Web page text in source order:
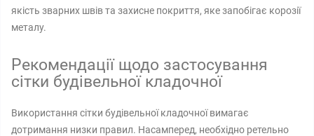
якість зварних швів та захисне покриття, яке запобігає корозії
металу.
Рекомендації щодо застосування
сітки будівельної кладочної
Використання сітки будівельної кладочної вимагає
дотримання низки правил. Насамперед, необхідно ретельно